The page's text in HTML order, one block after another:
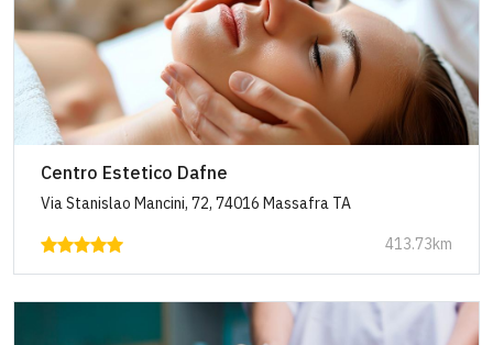
Centro Estetico Dafne
Via Stanislao Mancini, 72, 74016 Massafra TA
413.73km